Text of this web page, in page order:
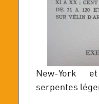
New-York
serpentes